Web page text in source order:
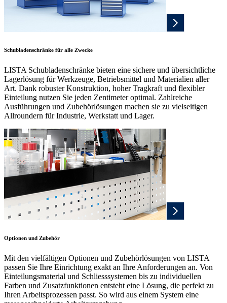
Schubladenschränke für alle Zwecke
LISTA Schubladenschränke bieten eine sichere und übersichtliche
Lagerlösung für Werkzeuge, Betriebsmittel und Materialien aller
Art. Dank robuster Konstruktion, hoher Tragkraft und flexibler
Einteilung nutzen Sie jeden Zentimeter optimal. Zahlreiche
Ausführungen und Zubehörlösungen machen sie zu vielseitigen
Allroundern für Industrie, Werkstatt und Lager.
Optionen und Zubehör
Mit den vielfältigen Optionen und Zubehörlösungen von LISTA
passen Sie Ihre Einrichtung exakt an Ihre Anforderungen an. Von
Einteilungsmaterial und Schliesssystemen bis zu individuellen
Farben und Zusatzfunktionen entsteht eine Lösung, die perfekt zu
Ihren Arbeitsprozessen passt. So wird aus einem System eine